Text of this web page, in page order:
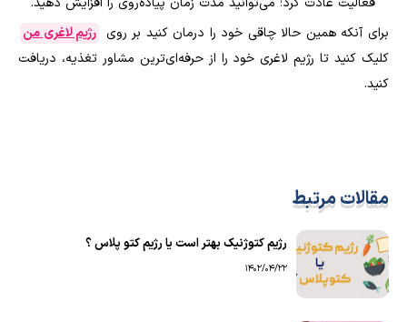
برای آنکه همین حالا چاقی خود را درمان کنید بر روی رژیم لاغری من
کلیک کنید تا رژیم لاغری خود را از حرفه‌ای‌ترین مشاور تغذیه، دریافت
کنید.
مقالات مرتبط
رژیم کتوژنیک بهتر است یا رژیم کتو پلاس ؟
1402/04/22